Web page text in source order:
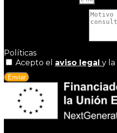
Políticas
Acepto el aviso legal y la
Enviar